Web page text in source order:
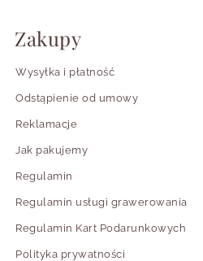
Zakupy
Wysyłka i płatność
Odstąpienie od umowy
Reklamacje
Jak pakujemy
Regulamin
Regulamin usługi grawerowania
Regulamin Kart Podarunkowych
Polityka prywatności